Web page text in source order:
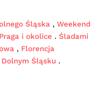
Śląska , Weekend
i okolice . Śladami
, Florencja
Śląsku .